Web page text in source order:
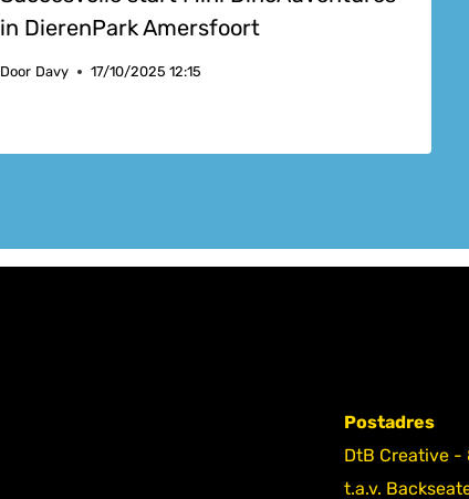
in DierenPark Amersfoort
Door Davy 17/10/2025 12:15
Postadres
DtB Creative -
t.a.v.